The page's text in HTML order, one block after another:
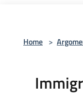
Home >